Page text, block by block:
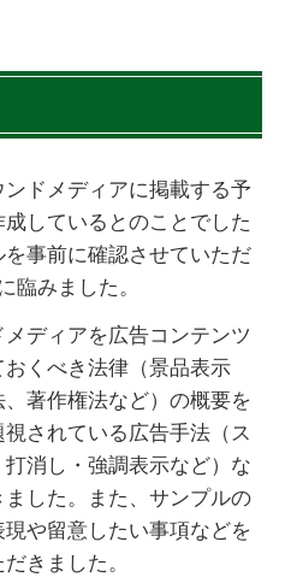
ドメディアに掲載する予
しているとのことでした
事前に確認させていただ
臨みました。
ディアを広告コンテンツ
くべき法律（景品表示
著作権法など）の概要を
されている広告手法（ス
消し・強調表示など）な
した。また、サンプルの
や留意したい事項などを
きました。